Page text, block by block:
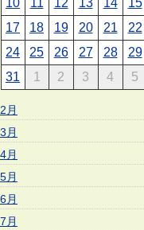
10
11 12 13 14 15
17
18 19 20 21 22
24
25 26 27 28 29
31
1 2 3 4 5
2月
3月
4月
5月
6月
7月